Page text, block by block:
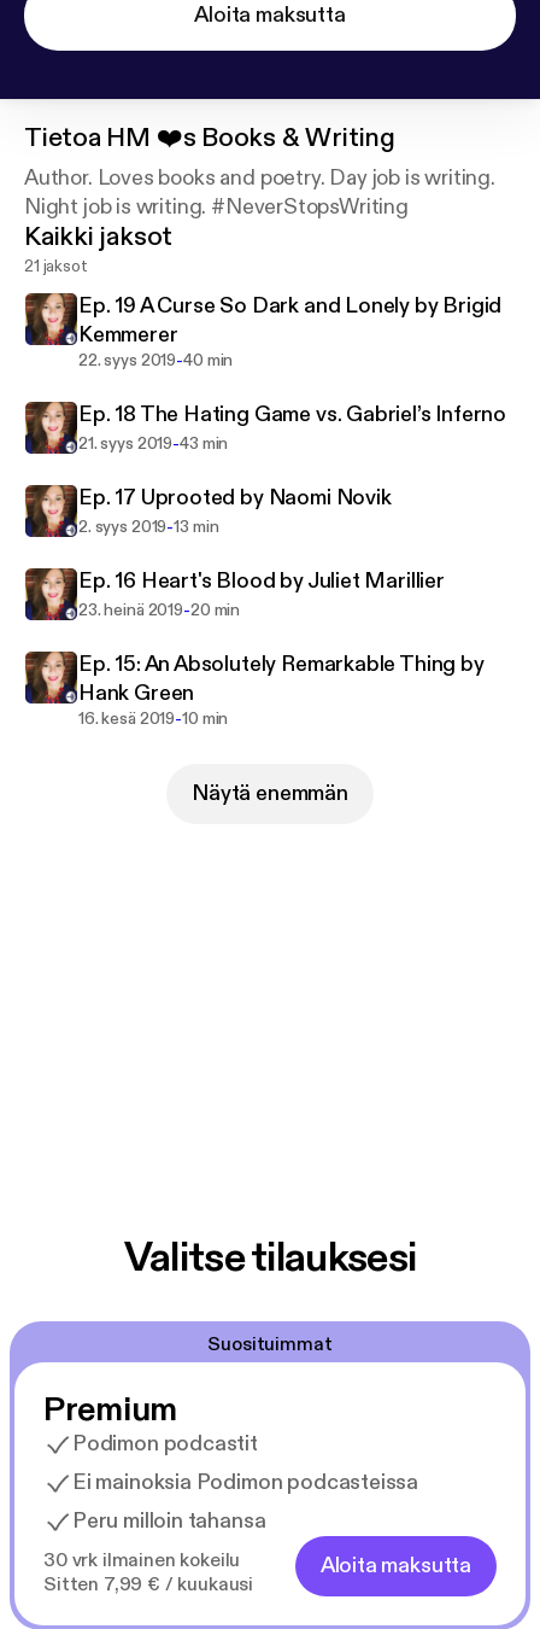
Aloita maksutta
Tietoa HM ❤️s Books & Writing
Author. Loves books and poetry. Day job is writing.
Night job is writing. #NeverStopsWriting
Kaikki jaksot
21 jaksot
Ep. 19 A Curse So Dark and Lonely by Brigid
Kemmerer
22. syys 2019-40 min
Ep. 18 The Hating Game vs. Gabriel’s Inferno
21. syys 2019-43 min
Ep. 17 Uprooted by Naomi Novik
2. syys 2019-13 min
Ep. 16 Heart's Blood by Juliet Marillier
23. heinä 2019-20 min
Ep. 15: An Absolutely Remarkable Thing by
Hank Green
16. kesä 2019-10 min
Näytä enemmän
Valitse tilauksesi
Suosituimmat
Premium
Podimon podcastit
Ei mainoksia Podimon podcasteissa
Peru milloin tahansa
30 vrk ilmainen kokeilu
Sitten 7,99 € / kuukausi
Aloita maksutta